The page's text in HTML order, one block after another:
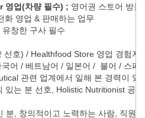
영업(차량 필수) ; 영어권 스토어 방문
화 영업 & 판매하는 업무
창한 구사 필수
선호) / Healthfood Store 영업 경험자
어 / 베트남어 / 일본어 / 불어 / 스페
관련 업계에서 일해 본 경력이 있
있는 분 선호, Holistic Nutritionist 공
분, 창의적이고 노력하는 사람, 직원